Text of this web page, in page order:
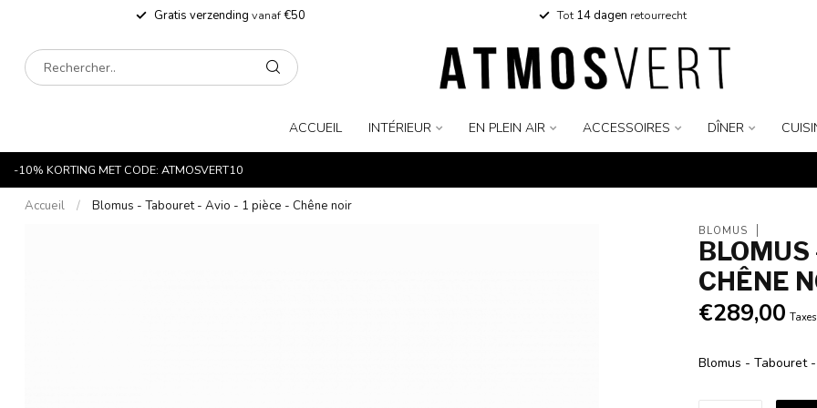
Gratis verzending vanaf€50 Tot14 dagen retourrecht
ACCUEIL INTÉRIEUR EN PLEIN AIR ACCESSOIRES DÎNER
-10% KORTING MET CODE: ATMOSVERT10
Accueil / Blomus - Tabouret - Avio - 1 pièce - Chêne noir
BLOMUS
BLOMUS
CHÊNE
€289,00
Blomus - Tabouret